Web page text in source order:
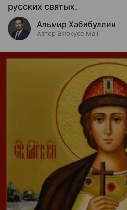
русских святых.
Альмир Хабибуллин
Автор ВФокусе Mail